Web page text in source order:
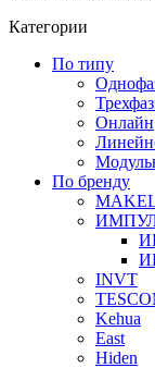
Категории
По типу
Онлайн
По бренду
INVT
Kehua
East
Hiden